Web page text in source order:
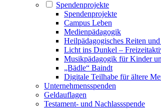
Spendenprojekte
Spendenprojekte
Campus Leben
Medienpädagogik
Heilpädagogisches Reiten
Licht ins Dunkel –
Musikpädagogik für Kinder
„Bädle“ Baindt
Digitale Teilhabe für ältere
Unternehmensspenden
Geldauflagen
Testament- und Nachlassspende